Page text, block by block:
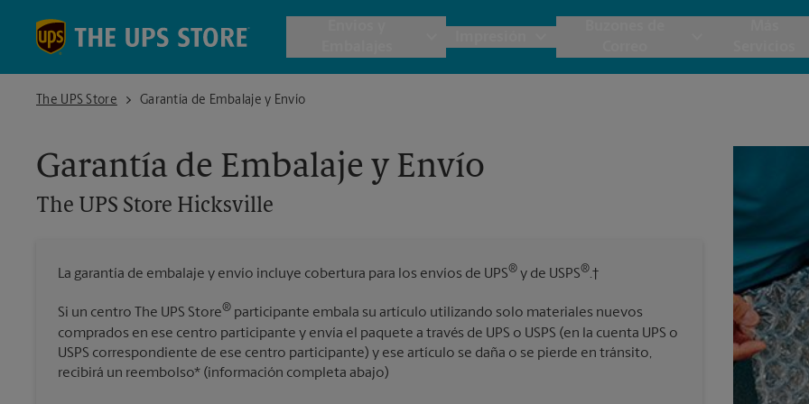
Cajas de Embalaje y Envío
Garantía de Embalaje y Envío
Todos los Servicios de Envío y Embalaje
Fotos
The UPS Store
The UPS Store HicksvilleGarantía de Embalaje y Envío
Garantía de Embalaje y Envío
The UPS Store Hicksville
La garantía de embalaje y envío incluye cobertura para los envíos de UPS® y de USPS®.†
Si un centro The UPS Store® participante embala su artículo utilizando solo materiales nuevos
comprados en ese centro participante y envía el paquete a través de UPS o USPS (en la cuenta UPS o
USPS correspondiente de ese centro participante) y ese artículo se daña o se pierde en tránsito,
recibirá un reembolso* (información completa abajo)